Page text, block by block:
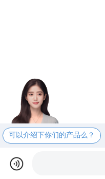
可以介绍下你们的产品么？